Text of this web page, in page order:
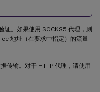
证。如果使用 SOCKS5 代理，则
地址（在要求中指定）的流量
传输。对于 HTTP 代理，请使用